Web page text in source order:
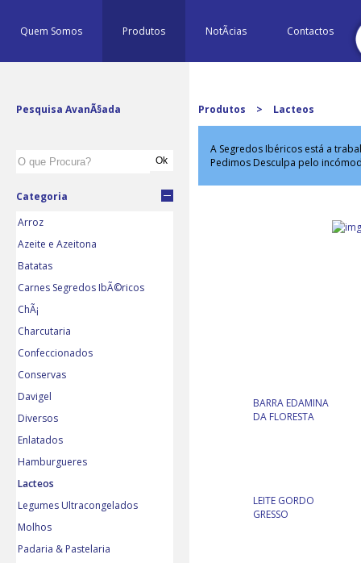
Quem Somos Produtos NotÃ­cias Contactos
Pesquisa AvanÃ§ada
Categoria
Arroz
Azeite e Azeitona
Batatas
Carnes Segredos IbÃ©ricos
ChÃ¡
Charcutaria
Confeccionados
Conservas
Davigel
Diversos
Enlatados
Hamburgueres
Lacteos
Legumes Ultracongelados
Molhos
Padaria & Pastelaria
Produtos > Lacteos
A Segredos Ibéricos está a
Pedimos Desculpa pelo
BARRA EDAMINA
DA FLORESTA
LEITE GORDO
GRESSO